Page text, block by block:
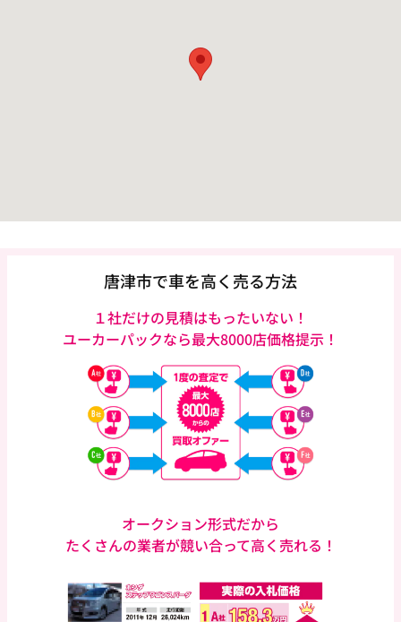
唐津市で車を高く売る方法
１社だけの見積はもったいない！
ユーカーパックなら最大8000店価格提示！
オークション形式だから
たくさんの業者が競い合って高く売れる！